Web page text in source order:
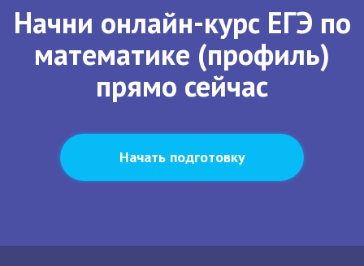
Начни онлайн-курс ЕГЭ по
математике (профиль)
прямо сейчас
Начать подготовку